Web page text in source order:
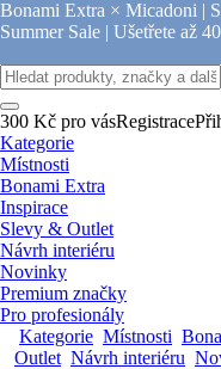
Bonami Extra × Micadoni |
Summer Sale | Ušetřete až
300 Kč pro vásRegistrace
Kategorie
Místnosti
Bonami Extra
Inspirace
Slevy & Outlet
Návrh interiéru
Novinky
Premium značky
Pro profesionály
Kategorie Místnosti
Outlet Návrh interiéru